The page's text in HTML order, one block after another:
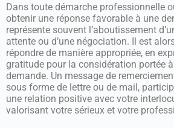
Dans toute démarche professionnelle
obtenir une réponse favorable à une
représente souvent l’aboutissement
attente ou d’une négociation. Il est
répondre de manière appropriée, en
gratitude pour la considération portée
demande. Un message de
sous forme de lettre ou de mail,
une relation positive avec votre
valorisant votre sérieux et votre